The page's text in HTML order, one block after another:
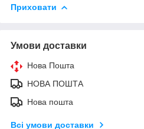
Приховати
Умови доставки
Нова Пошта
НОВА ПОШТА
Нова пошта
Всі умови доставки